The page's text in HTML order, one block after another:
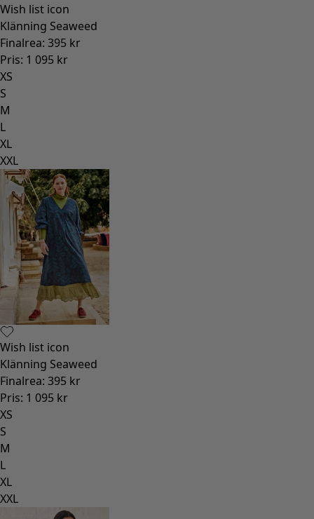
Wish list icon
Klänning Seaweed
Finalrea: 395 kr
Pris: 1 095 kr
XS
S
M
L
XL
XXL
Wish list icon
Klänning Seaweed
Finalrea: 395 kr
Pris: 1 095 kr
XS
S
M
L
XL
XXL